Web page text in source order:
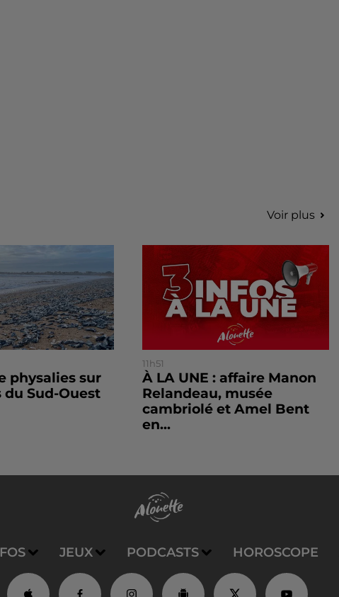
Voir plus
physalies sur
du Sud-Ouest
11h51
À LA UNE : affaire Manon
Relandeau, musée
cambriolé et Amel Bent
en...
JEUX PODCASTS HOROSCOPE